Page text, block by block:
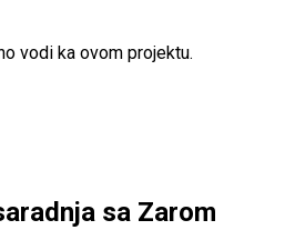
vodi ka ovom projektu.
sa Zarom